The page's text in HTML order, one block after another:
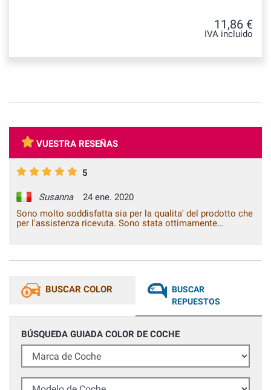
11,86 €
IVA incluido
VUESTRA RESEÑAS
5
Susanna
24 ene. 2020
Sono molto soddisfatta sia per la qualita' del prodotto che
per l'assistenza ricevuta. Sono stata ottimamente
BUSCAR COLOR
BUSCAR
REPUESTOS
BÚSQUEDA GUIADA COLOR DE COCHE
Marca de Coche
Modelo de Coche